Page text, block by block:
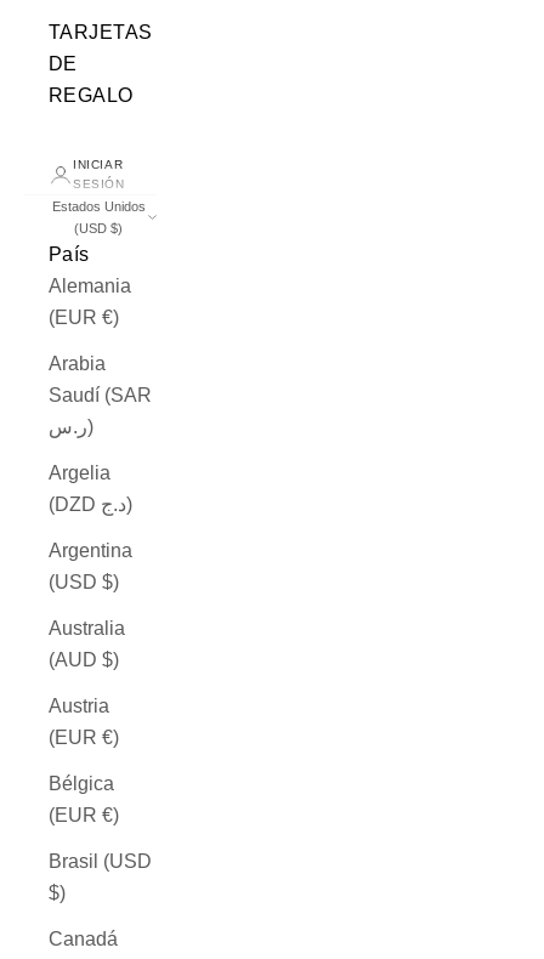
TARJETAS
DE
REGALO
INICIAR
SESIÓN
Estados Unidos
(USD $)
País
Alemania
(EUR €)
Arabia
Saudí (SAR
ر.س)
Argelia
(DZD د.ج)
Argentina
(USD $)
Australia
(AUD $)
Austria
(EUR €)
Bélgica
(EUR €)
Brasil (USD
$)
Canadá